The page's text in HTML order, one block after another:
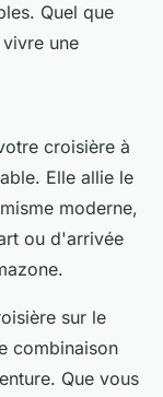
Quel que
une
croisière à
Elle allie le
moderne,
ou d'arrivée
sur le
combinaison
Que vous